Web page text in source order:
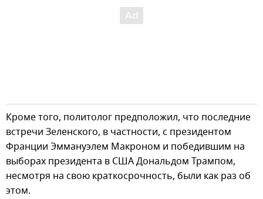
Кроме того, политолог предположил, что последние
встречи Зеленского, в частности, с президентом
Франции Эммануэлем Макроном и победившим на
выборах президента в США Дональдом Трампом,
несмотря на свою краткосрочность, были как раз об
этом.